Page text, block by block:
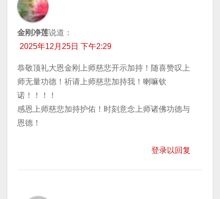
金刚净莲说道：
2025年12月25日 下午2:29
恭敬顶礼大恩金刚上师慈悲开示加持！随喜赞叹上
师无量功德！祈请上师慈悲加持我！喇嘛钦
诺！！！！
感恩上师慈悲加持护佑！时刻意念上师诸佛功德与
恩德！
登录以回复